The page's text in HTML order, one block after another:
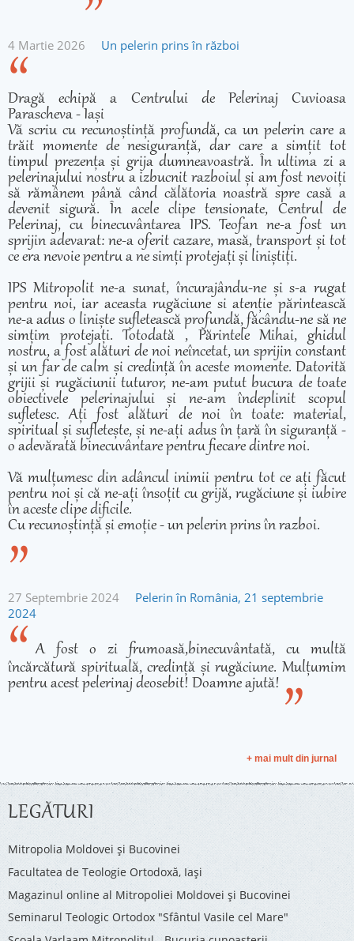
4 Martie 2026 Un pelerin prins în război
Dragă echipă a Centrului de Pelerinaj Cuvioasa
Parascheva - Iași
Vă scriu cu recunoștință profundă, ca un pelerin care a
trăit momente de nesiguranță, dar care a simțit tot
timpul prezența și grija dumneavoastră. În ultima zi a
pelerinajului nostru a izbucnit razboiul și am fost nevoiți
să rămânem până când călătoria noastră spre casă a
devenit sigură. În acele clipe tensionate, Centrul de
Pelerinaj, cu binecuvântarea IPS. Teofan ne-a fost un
sprijin adevarat: ne-a oferit cazare, masă, transport și tot
ce era nevoie pentru a ne simți protejați și liniștiți.
IPS Mitropolit ne-a sunat, încurajându-ne și s-a rugat
pentru noi, iar aceasta rugăciune si atenție părintească
ne-a adus o liniște sufletească profundă, făcându-ne să ne
simțim protejați. Totodată , Părintele Mihai, ghidul
nostru, a fost alături de noi neîncetat, un sprijin constant
și un far de calm și credință în aceste momente. Datorită
grijii și rugăciunii tuturor, ne-am putut bucura de toate
obiectivele pelerinajului și ne-am îndeplinit scopul
sufletesc. Ați fost alături de noi în toate: material,
spiritual și sufletește, și ne-ați adus în țară în siguranță -
o adevărată binecuvântare pentru fiecare dintre noi.
Vă mulțumesc din adâncul inimii pentru tot ce ați făcut
pentru noi și că ne-ați însoțit cu grijă, rugăciune și iubire
în aceste clipe dificile.
Cu recunoștință și emoție - un pelerin prins în razboi.
27 Septembrie 2024
Pelerin în România, 21 septembrie
2024
A fost o zi frumoasă,binecuvântată, cu multă
încărcătură spirituală, credință și rugăciune. Mulțumim
pentru acest pelerinaj deosebit! Doamne ajută!
+ mai mult din jurnal
LEGĂTURI
Mitropolia Moldovei și Bucovinei
Facultatea de Teologie Ortodoxă, Iaşi
Magazinul online al Mitropoliei Moldovei și Bucovinei
Seminarul Teologic Ortodox "Sfântul Vasile cel Mare"